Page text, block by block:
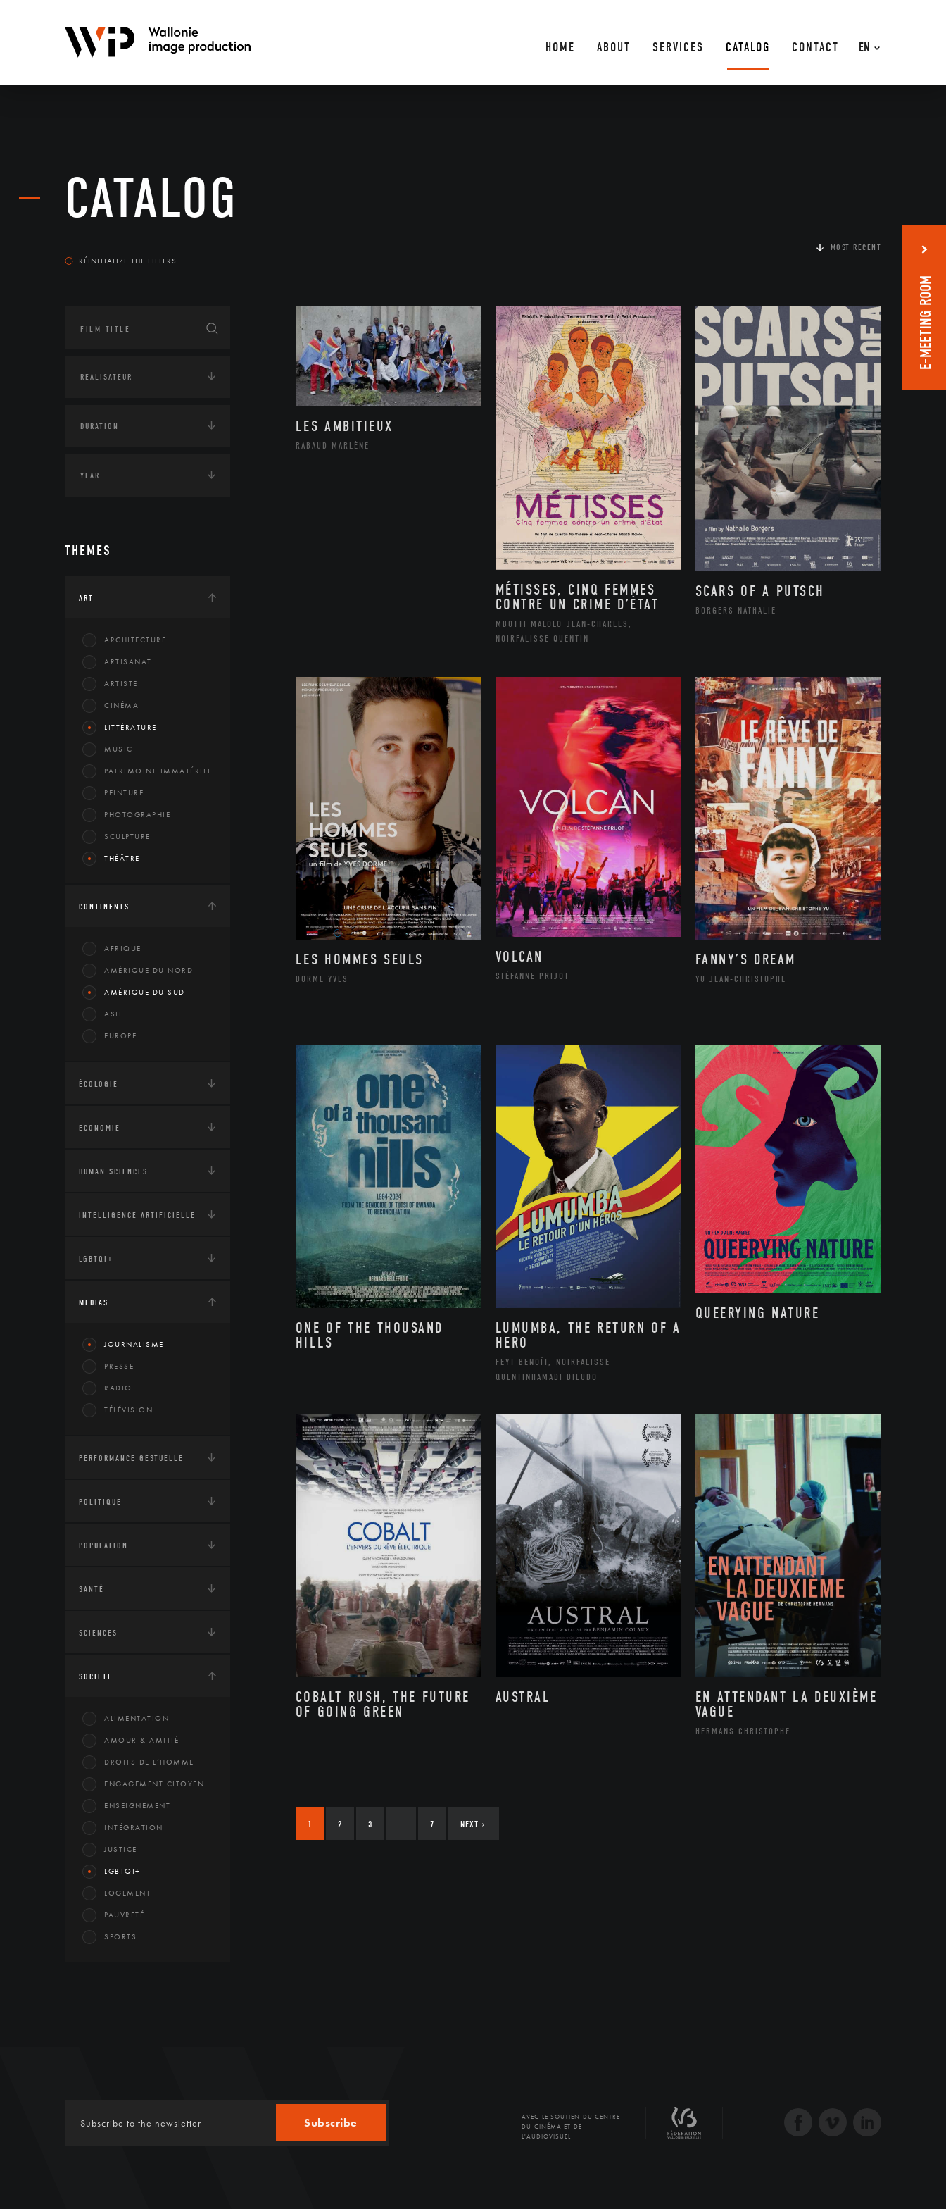
EN
HOME ABOUT SERVICES CATALOG CONTACT
CATALOG
RÉINITIALIZE THE FILTERS
THEMES
ART
ARCHITECTURE
ARTISANAT
ARTISTE
CINÉMA
LITTÉRATURE
MUSIC
PATRIMOINE IMMATÉRIEL
PEINTURE
PHOTOGRAPHIE
SCULPTURE
THÉÂTRE
CONTINENTS
AFRIQUE
AMÉRIQUE DU NORD
AMÉRIQUE DU SUD
ASIE
EUROPE
ÉCOLOGIE
ECONOMIE
HUMAN SCIENCES
INTELLIGENCE ARTIFICIELLE
LGBTQI+
MÉDIAS
JOURNALISME
PRESSE
RADIO
TÉLÉVISION
PERFORMANCE GESTUELLE
POLITIQUE
POPULATION
SANTÉ
SCIENCES
SOCIÉTÉ
ALIMENTATION
AMOUR & AMITIÉ
DROITS DE L’HOMME
ENGAGEMENT CITOYEN
ENSEIGNEMENT
INTÉGRATION
JUSTICE
LGBTQI+
LOGEMENT
PAUVRETÉ
SPORTS
MOST RECENT
LES AMBITIEUX
RABAUD MARLÈNE
MÉTISSES, CINQ FEMMES
CONTRE UN CRIME D’ÉTAT
MBOTTI MALOLO JEAN-CHARLES,
NOIRFALISSE QUENTIN
SCARS OF A PUTSCH
BORGERS NATHALIE
LES HOMMES SEULS
DORME YVES
VOLCAN
STÉFANNE PRIJOT
FANNY’S DREAM
YU JEAN-CHRISTOPHE
ONE OF THE THOUSAND
HILLS
LUMUMBA, THE RETURN OF A
HERO
FEYT BENOÎT, NOIRFALISSE
QUENTINHAMADI DIEUDO
QUEERYING NATURE
COBALT RUSH, THE FUTURE
OF GOING GREEN
AUSTRAL
EN ATTENDANT LA DEUXIÈME
VAGUE
HERMANS CHRISTOPHE
1 2 3 7 NEXT ›
Subscribe
AVEC LE SOUTIEN DU CENTRE
DU CINÉMA ET DE
L'AUDIOVISUEL
E-MEETING ROOM